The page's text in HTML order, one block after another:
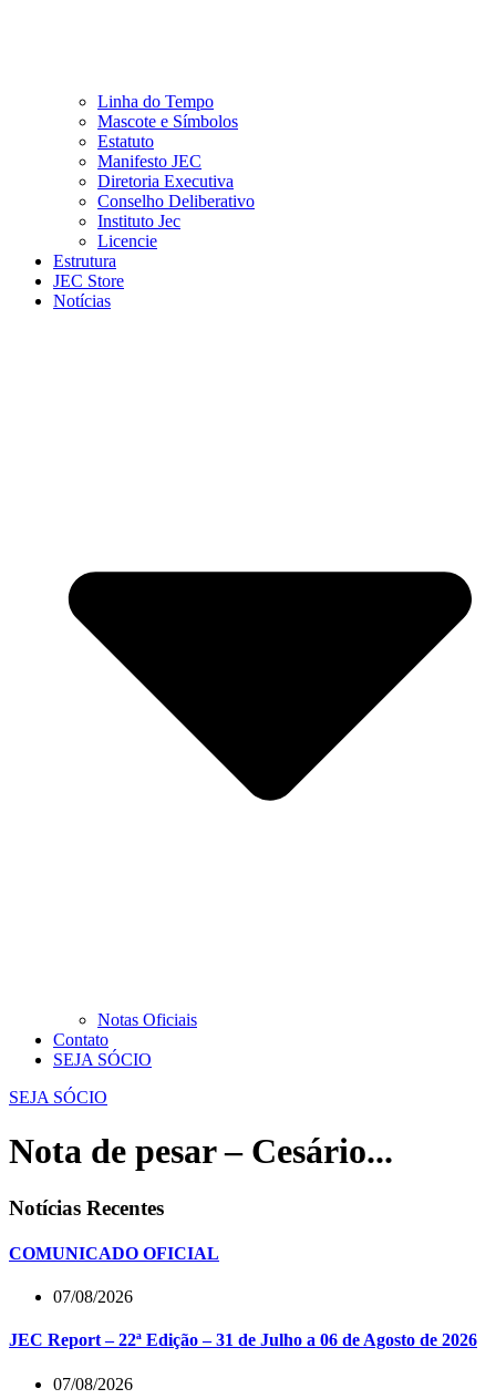
Linha do Tempo
Mascote e Símbolos
Estatuto
Manifesto JEC
Diretoria Executiva
Conselho Deliberativo
Instituto Jec
Licencie
Estrutura
JEC Store
Notícias
Notas Oficiais
Contato
SEJA SÓCIO
SEJA SÓCIO
Nota de pesar – Cesário...
Notícias Recentes
COMUNICADO OFICIAL
07/08/2026
JEC Report – 22ª Edição – 31 de Julho a 06 de Agosto de 2026
07/08/2026